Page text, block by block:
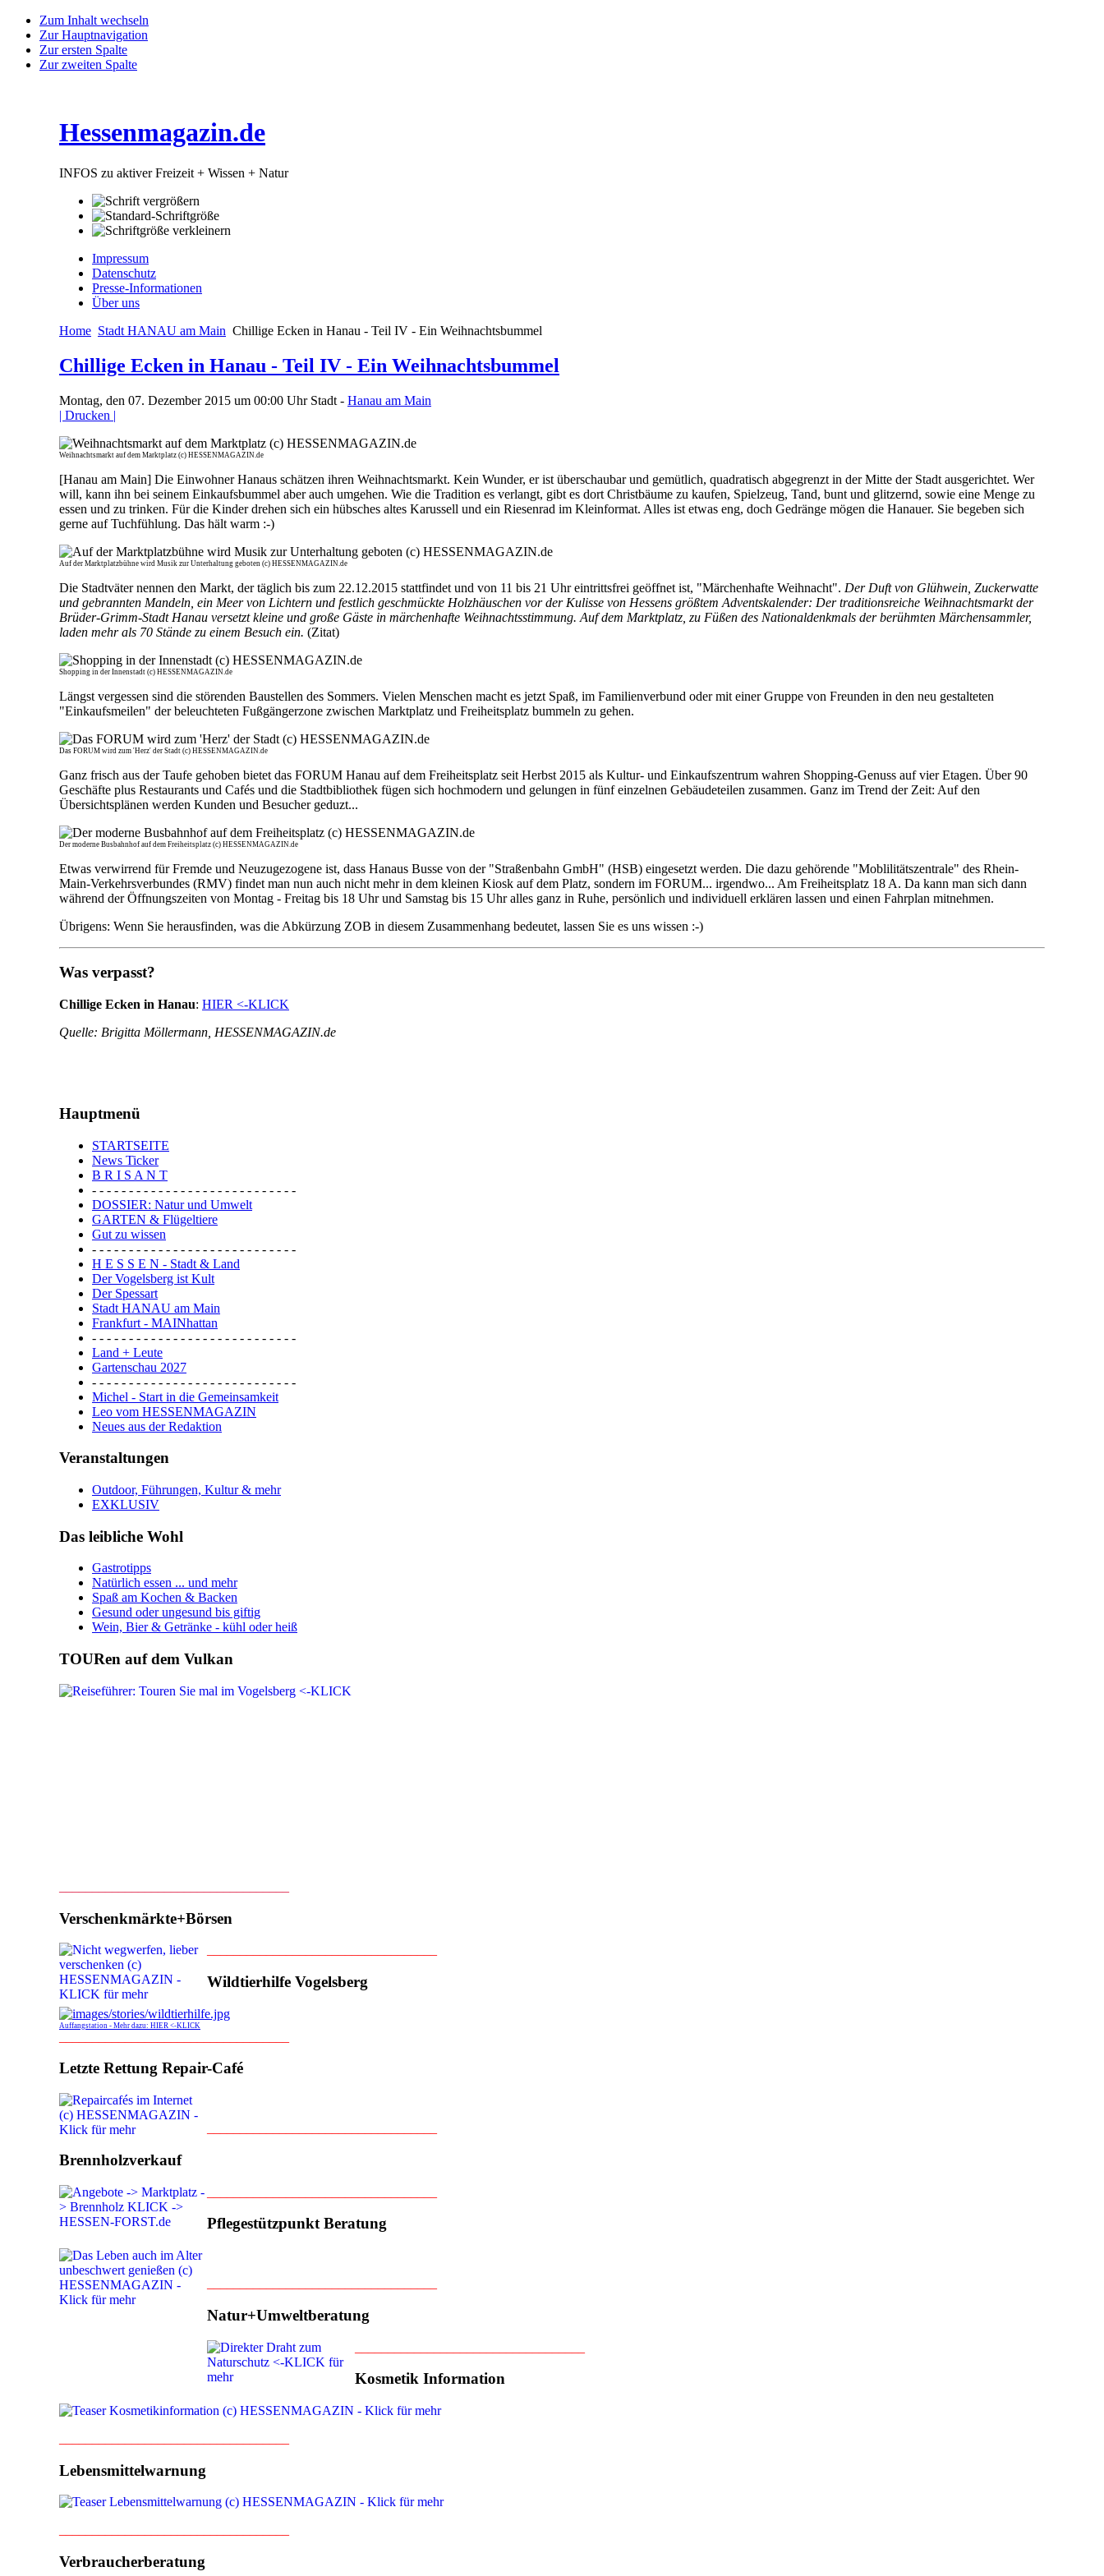
Zum Inhalt wechseln
Zur Hauptnavigation
Zur ersten Spalte
Zur zweiten Spalte
Hessenmagazin.de
INFOS zu aktiver Freizeit + Wissen + Natur
Impressum
Datenschutz
Presse-Informationen
Über uns
Home Stadt HANAU am Main Chillige Ecken in Hanau - Teil IV - Ein Weihnachtsbummel
Chillige Ecken in Hanau - Teil IV - Ein Weihnachtsbummel
Montag, den 07. Dezember 2015 um 00:00 Uhr Stadt - Hanau am Main
| Drucken |
Weihnachtsmarkt auf dem Marktplatz (c) HESSENMAGAZIN.de
[Hanau am Main] Die Einwohner Hanaus schätzen ihren Weihnachtsmarkt. Kein Wunder, er ist überschaubar und gemütlich, quadratisch abgegrenzt in der Mitte der Stadt ausgerichtet. Wer
will, kann ihn bei seinem Einkaufsbummel aber auch umgehen. Wie die Tradition es verlangt, gibt es dort Christbäume zu kaufen, Spielzeug, Tand, bunt und glitzernd, sowie eine Menge zu
essen und zu trinken. Für die Kinder drehen sich ein hübsches altes Karussell und ein Riesenrad im Kleinformat. Alles ist etwas eng, doch Gedränge mögen die Hanauer. Sie begeben sich
gerne auf Tuchfühlung. Das hält warm :-)
Auf der Marktplatzbühne wird Musik zur Unterhaltung geboten (c) HESSENMAGAZIN.de
Die Stadtväter nennen den Markt, der täglich bis zum 22.12.2015 stattfindet und von 11 bis 21 Uhr eintrittsfrei geöffnet ist, "Märchenhafte Weihnacht". Der Duft von Glühwein, Zuckerwatte
und gebrannten Mandeln, ein Meer von Lichtern und festlich geschmückte Holzhäuschen vor der Kulisse von Hessens größtem Adventskalender: Der traditionsreiche Weihnachtsmarkt der
Brüder-Grimm-Stadt Hanau versetzt kleine und große Gäste in märchenhafte Weihnachtsstimmung. Auf dem Marktplatz, zu Füßen des Nationaldenkmals der berühmten Märchensammler,
laden mehr als 70 Stände zu einem Besuch ein. (Zitat)
Shopping in der Innenstadt (c) HESSENMAGAZIN.de
Längst vergessen sind die störenden Baustellen des Sommers. Vielen Menschen macht es jetzt Spaß, im Familienverbund oder mit einer Gruppe von Freunden in den neu gestalteten
"Einkaufsmeilen" der beleuchteten Fußgängerzone zwischen Marktplatz und Freiheitsplatz bummeln zu gehen.
Das FORUM wird zum 'Herz' der Stadt (c) HESSENMAGAZIN.de
Ganz frisch aus der Taufe gehoben bietet das FORUM Hanau auf dem Freiheitsplatz seit Herbst 2015 als Kultur- und Einkaufszentrum wahren Shopping-Genuss auf vier Etagen. Über 90
Geschäfte plus Restaurants und Cafés und die Stadtbibliothek fügen sich hochmodern und gelungen in fünf einzelnen Gebäudeteilen zusammen. Ganz im Trend der Zeit: Auf den
Übersichtsplänen werden Kunden und Besucher geduzt...
Der moderne Busbahnhof auf dem Freiheitsplatz (c) HESSENMAGAZIN.de
Etwas verwirrend für Fremde und Neuzugezogene ist, dass Hanaus Busse von der "Straßenbahn GmbH" (HSB) eingesetzt werden. Die dazu gehörende "Moblilitätszentrale" des Rhein-
Main-Verkehrsverbundes (RMV) findet man nun auch nicht mehr in dem kleinen Kiosk auf dem Platz, sondern im FORUM... irgendwo... Am Freiheitsplatz 18 A. Da kann man sich dann
während der Öffnungszeiten von Montag - Freitag bis 18 Uhr und Samstag bis 15 Uhr alles ganz in Ruhe, persönlich und individuell erklären lassen und einen Fahrplan mitnehmen.
Übrigens: Wenn Sie herausfinden, was die Abkürzung ZOB in diesem Zusammenhang bedeutet, lassen Sie es uns wissen :-)
Was verpasst?
Chillige Ecken in Hanau: HIER <-KLICK
Quelle: Brigitta Möllermann, HESSENMAGAZIN.de
Hauptmenü
STARTSEITE
News Ticker
B R I S A N T
- - - - - - - - - - - - - - - - - - - - - - - - - - - -
DOSSIER: Natur und Umwelt
GARTEN & Flügeltiere
Gut zu wissen
- - - - - - - - - - - - - - - - - - - - - - - - - - - -
H E S S E N - Stadt & Land
Der Vogelsberg ist Kult
Der Spessart
Stadt HANAU am Main
Frankfurt - MAINhattan
- - - - - - - - - - - - - - - - - - - - - - - - - - - -
Land + Leute
Gartenschau 2027
- - - - - - - - - - - - - - - - - - - - - - - - - - - -
Michel - Start in die Gemeinsamkeit
Leo vom HESSENMAGAZIN
Neues aus der Redaktion
Veranstaltungen
Outdoor, Führungen, Kultur & mehr
EXKLUSIV
Das leibliche Wohl
Gastrotipps
Natürlich essen ... und mehr
Spaß am Kochen & Backen
Gesund oder ungesund bis giftig
Wein, Bier & Getränke - kühl oder heiß
TOURen auf dem Vulkan
Verschenkmärkte+Börsen
Wildtierhilfe Vogelsberg
Auffangstation - Mehr dazu: HIER <-KLICK
Letzte Rettung Repair-Café
Brennholzverkauf
Pflegestützpunkt Beratung
Natur+Umweltberatung
Kosmetik Information
Lebensmittelwarnung
Verbraucherberatung